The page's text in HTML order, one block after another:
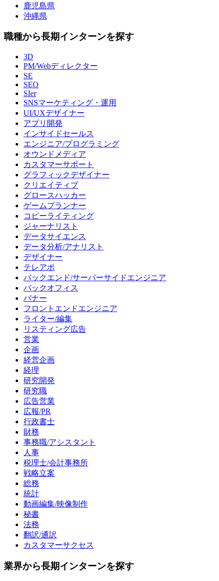
鹿児島県
沖縄県
職種から長期インターンを探す
3D
PM/Webディレクター
SE
SEO
SIer
SNSマーケティング・運用
UI/UXデザイナー
アプリ開発
インサイドセールス
エンジニア/プログラミング
オウンドメディア
カスタマーサポート
グラフィックデザイナー
クリエイティブ
グロースハッカー
ゲームプランナー
コピーライティング
ジャーナリスト
データサイエンス
データ分析/アナリスト
デザイナー
テレアポ
バックエンド/サーバーサイドエンジニア
バックオフィス
バナー
フロントエンドエンジニア
ライター/編集
リスティング広告
営業
企画
経営企画
経理
研究開発
研究職
広告営業
広報/PR
行政書士
財務
事務職/アシスタント
人事
税理士/会計事務所
戦略立案
総務
統計
動画編集/映像制作
秘書
法務
翻訳/通訳
カスタマーサクセス
業界から長期インターンを探す